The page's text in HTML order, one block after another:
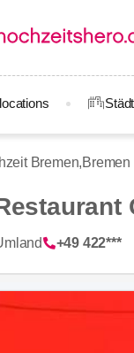
Bremen,
+49 422***